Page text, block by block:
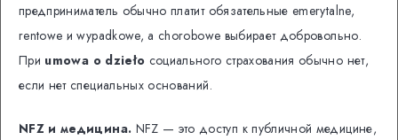
предприниматель обычно платит обязательные emerytalne,
rentowe и wypadkowe, а chorobowe выбирает добровольно.
При umowa o dzieło социального страхования обычно нет,
если нет специальных оснований.
NFZ и медицина. NFZ — это доступ к публичной медицине,